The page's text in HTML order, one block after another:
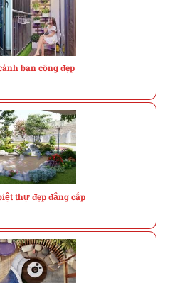
ban công đẹp
thự đẹp đẳng cấp